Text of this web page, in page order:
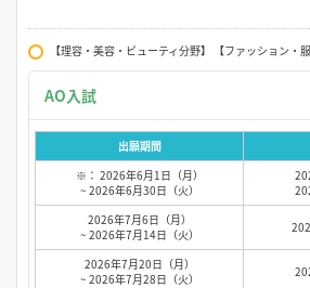
【理容・美容・ビューティ分野】 【ファッション・服
出願期間
※： 2026年6月1日（月）
~ 2026年6月30日（火）
2026年7月6日（月）
~ 2026年7月14日（火）
2026年7月20日（月）
~ 2026年7月28日（火）